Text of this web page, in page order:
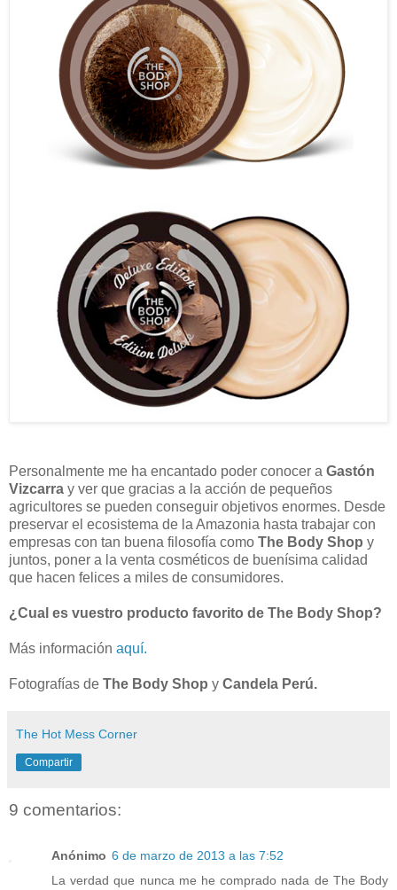
Personalmente me ha encantado poder conocer a Gastón
Vizcarra y ver que gracias a la acción de pequeños
agricultores se pueden conseguir objetivos enormes. Desde
preservar el ecosistema de la Amazonia hasta trabajar con
empresas con tan buena filosofía como The Body Shop y
juntos, poner a la venta cosméticos de buenísima calidad
que hacen felices a miles de consumidores.
¿Cual es vuestro producto favorito de The Body Shop?
Más información aquí.
Fotografías de The Body Shop y Candela Perú.
The Hot Mess Corner
Compartir
9 comentarios:
Anónimo 6 de marzo de 2013 a las 7:52
La verdad que nunca me he comprado nada de The Body